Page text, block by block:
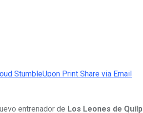
StumbleUpon Print Share via Email
entrenador de Los Leones de